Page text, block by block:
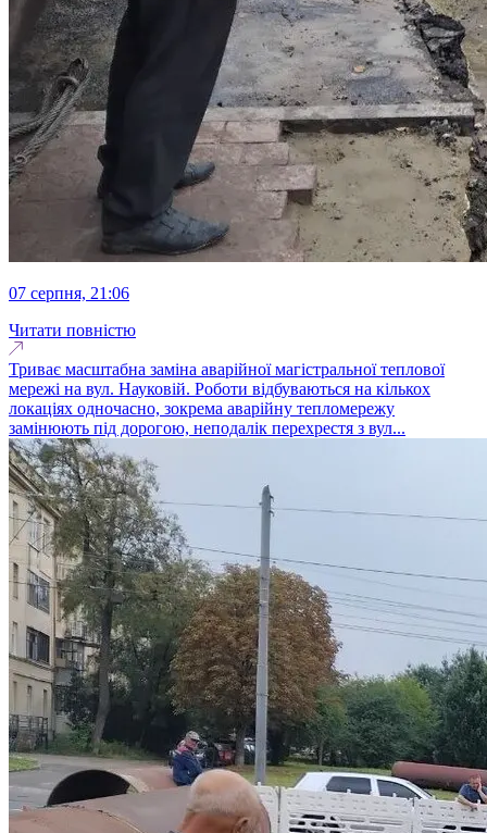
07 серпня, 21:06
Читати повністю
Триває масштабна заміна аварійної магістральної теплової
мережі на вул. Науковій. Роботи відбуваються на кількох
локаціях одночасно, зокрема аварійну тепломережу
замінюють під дорогою, неподалік перехрестя з вул...